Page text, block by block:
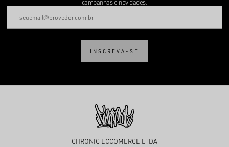
campanhas e novidades.
INSCREVA-SE
CHRONIC ECCOMERCE LTDA